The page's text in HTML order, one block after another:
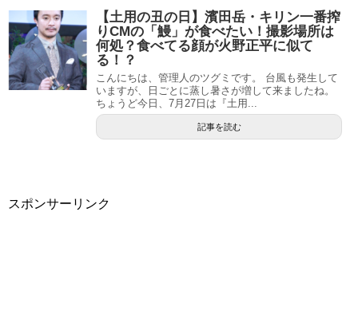
【土用の丑の日】濱田岳・キリン一番搾
りCMの「鰻」が食べたい！撮影場所は
何処？食べてる顔が火野正平に似て
る！？
こんにちは、管理人のツグミです。 台風も発生して
いますが、日ごとに蒸し暑さが増して来ましたね。
ちょうど今日、7月27日は『土用...
記事を読む
スポンサーリンク